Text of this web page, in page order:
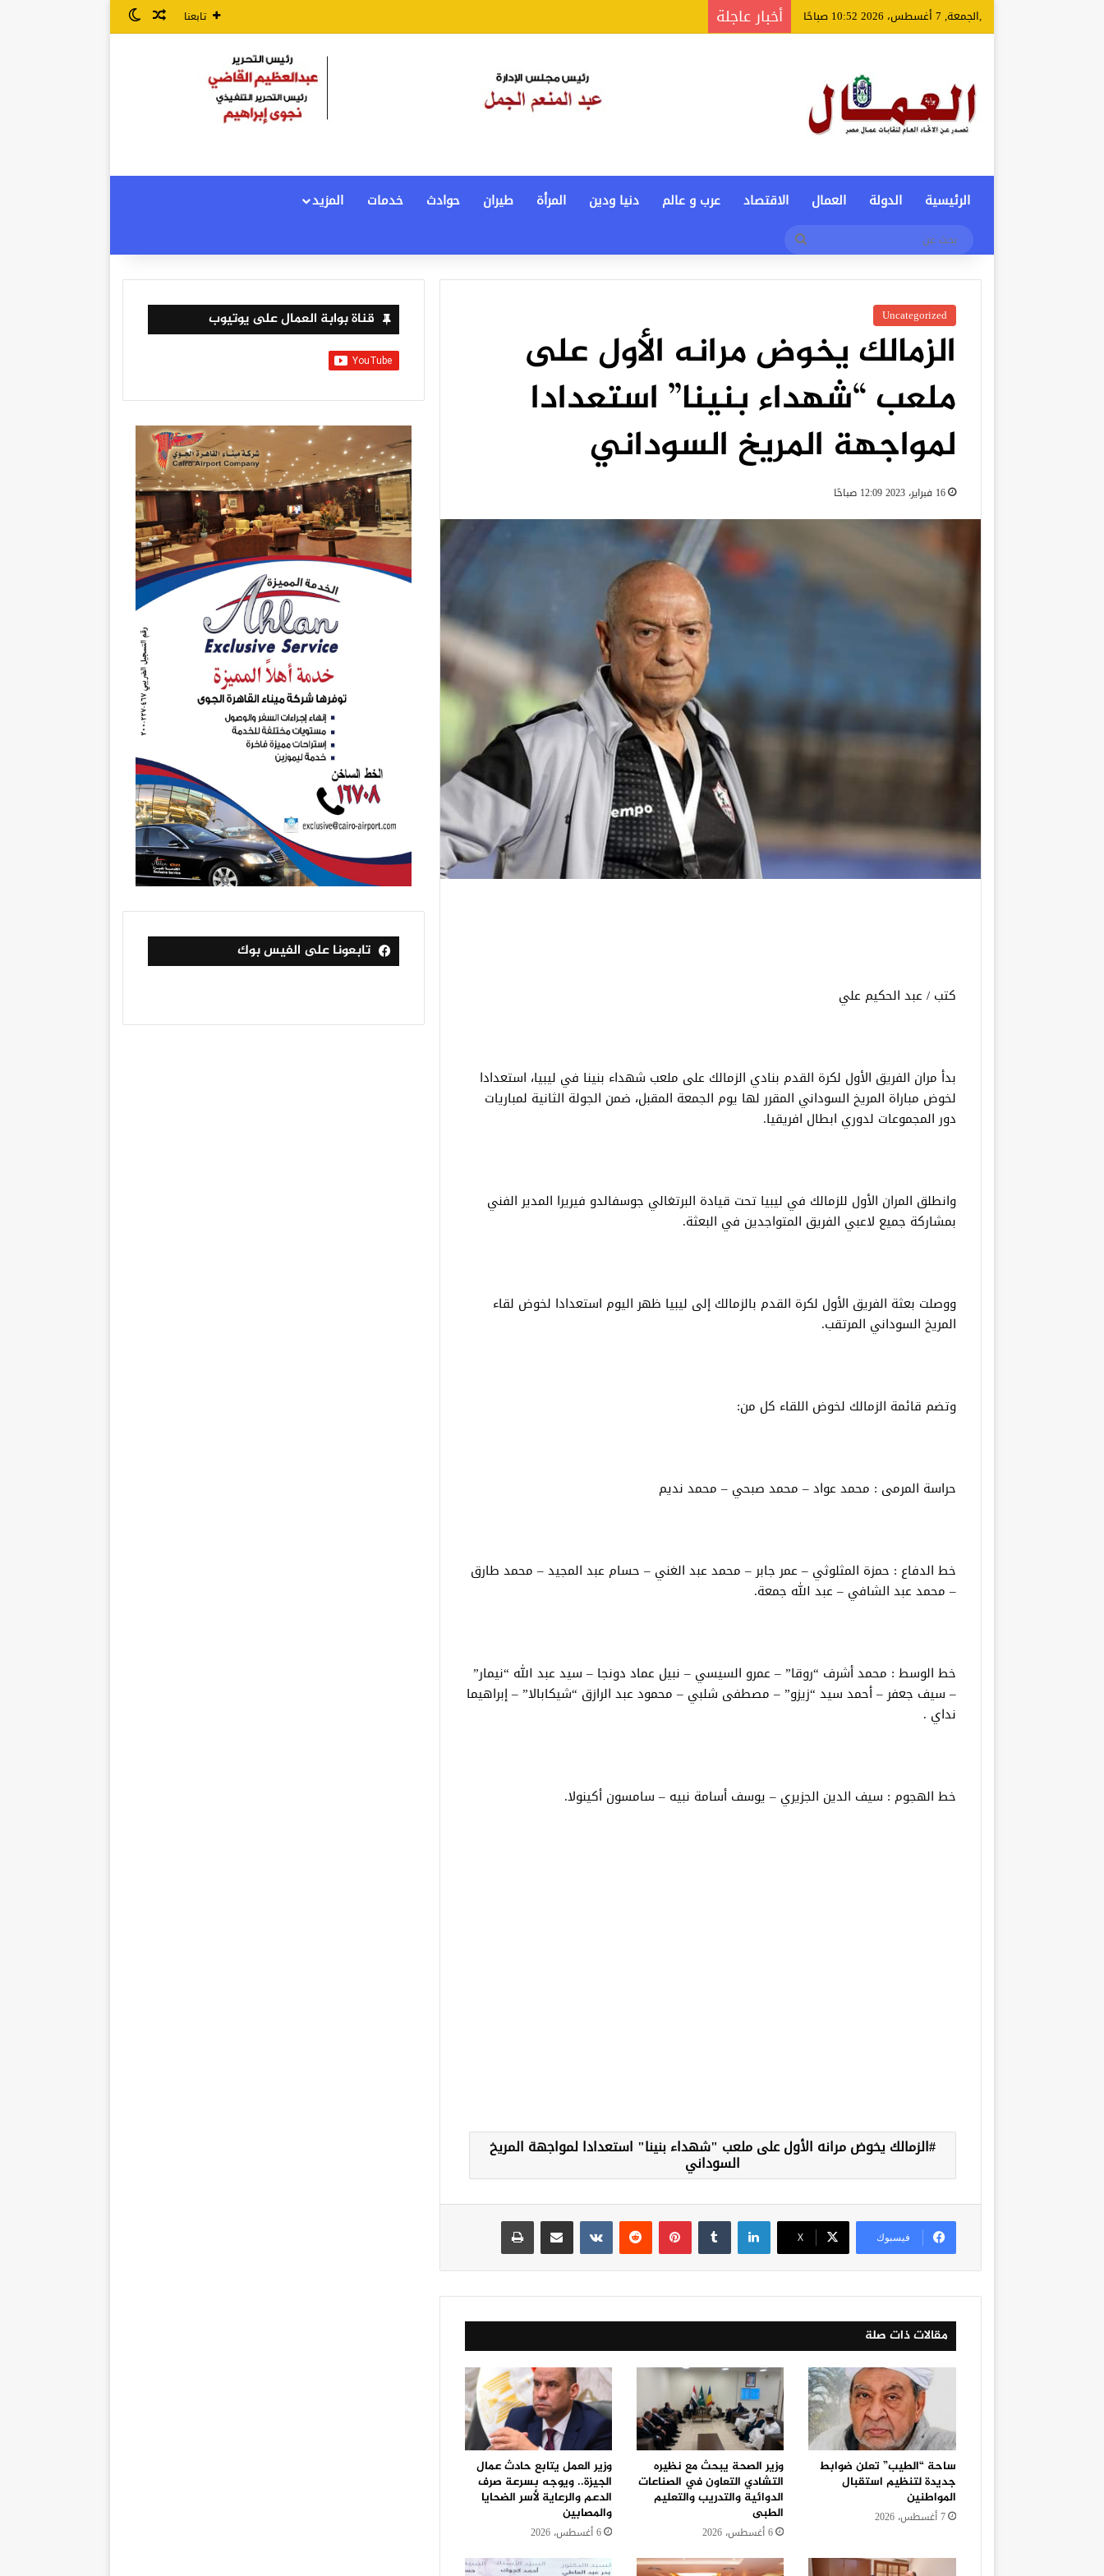
,الجمعة, 7 أغسطس، 2026 10:52 صباحًا أخبار عاجلة تابعنا مقال عشوائي
الوضع المظلم
الرئيسية الدولة العمال الاقتصاد عرب و عالم دنيا ودين المرأة طيران حوادث خدمات
المزيد
Uncategorized
الزمالك يخوض مرانه الأول على
ملعب “شهداء بنينا” استعدادا
لمواجهة المريخ السوداني
16 فبراير، 2023 12:09 صباحًا
كتب / عبد الحكيم علي
بدأ مران الفريق الأول لكرة القدم بنادي الزمالك على ملعب شهداء بنينا في ليبيا، استعدادا
لخوض مباراة المريخ السوداني المقرر لها يوم الجمعة المقبل، ضمن الجولة الثانية لمباريات
دور المجموعات لدوري ابطال افريقيا.
وانطلق المران الأول للزمالك في ليبيا تحت قيادة البرتغالي جوسفالدو فيريرا المدير الفني
بمشاركة جميع لاعبي الفريق المتواجدين في البعثة.
ووصلت بعثة الفريق الأول لكرة القدم بالزمالك إلى ليبيا ظهر اليوم استعدادا لخوض لقاء
المريخ السوداني المرتقب.
وتضم قائمة الزمالك لخوض اللقاء كل من:
حراسة المرمى : محمد عواد – محمد صبحي – محمد نديم
خط الدفاع : حمزة المثلوثي – عمر جابر – محمد عبد الغني – حسام عبد المجيد – محمد طارق
– محمد عبد الشافي – عبد الله جمعة.
خط الوسط : محمد أشرف “روقا” – عمرو السيسي – نبيل عماد دونجا – سيد عبد الله “نيمار”
– سيف جعفر – أحمد سيد “زيزو” – مصطفى شلبي – محمود عبد الرازق “شيكابالا” – إبراهيما
نداي .
خط الهجوم : سيف الدين الجزيري – يوسف أسامة نبيه – سامسون أكينولا.
الزمالك يخوض مرانه الأول على ملعب "شهداء بنينا" استعدادا لمواجهة المريخ
السوداني
فيسبوك ‫X
لينكدإن بينتيريست
مقالات ذات صلة
ساحة “الطيب” تعلن ضوابط
جديدة لتنظيم استقبال
المواطنين
7 أغسطس، 2026
وزير الصحة يبحث مع نظيره
التشادي التعاون في الصناعات
الدوائية والتدريب والتعليم
الطبى
6 أغسطس، 2026
وزير العمل يتابع حادث عمال
الجيزة.. ويوجه بسرعة صرف
الدعم والرعاية لأسر الضحايا
والمصابين
6 أغسطس، 2026
قناة بوابة العمال على يوتيوب
تابعونا على الفيس بوك